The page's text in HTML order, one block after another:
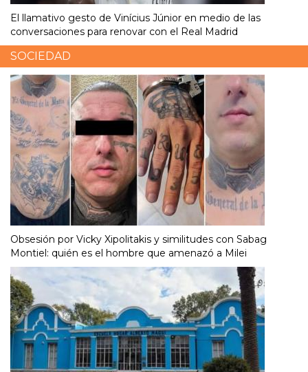
El llamativo gesto de Vinícius Júnior en medio de las
conversaciones para renovar con el Real Madrid
SOCIEDAD
Obsesión por Vicky Xipolitakis y similitudes con Sabag
Montiel: quién es el hombre que amenazó a Milei